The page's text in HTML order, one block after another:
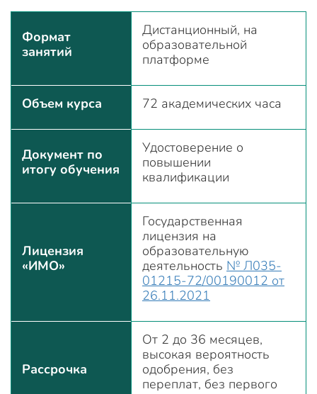
Формат
занятий
Дистанционный, на
образовательной
платформе
Объем курса 72 академических часа
Документ по
итогу обучения
Удостоверение о
повышении
квалификации
Лицензия
«ИМО»
Государственная
лицензия на
образовательную
деятельность № Л035-
01215-72/00190012 от
26.11.2021
Рассрочка
От 2 до 36 месяцев,
высокая вероятность
одобрения, без
переплат, без первого